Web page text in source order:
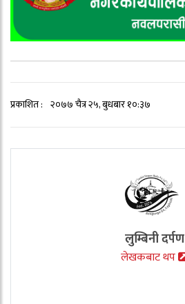
प्रकाशित : २०७७ चैत्र २५, बुधबार १०:३७
लुम्बिनी दर्पण
लेखकबाट थप